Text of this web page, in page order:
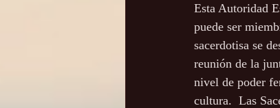
Esta Autoridad
puede ser
sacerdotisa se
reunión de la
nivel de poder
cultura.  Las